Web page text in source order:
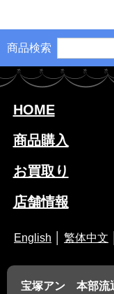
商品検索
HOME
商品購入
お買取り
店舗情報
English 繁体中文
宝塚アン 本部流